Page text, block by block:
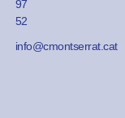
97
52
info@cmontserrat.cat